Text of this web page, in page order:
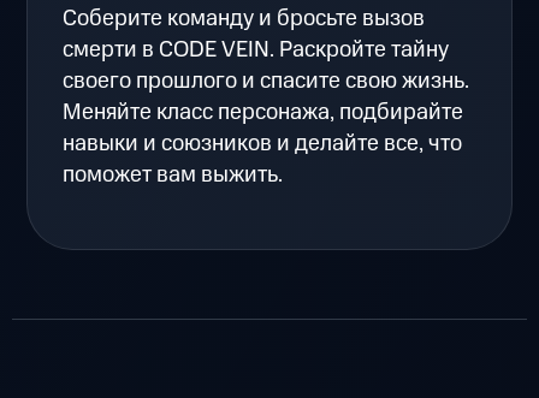
Соберите команду и бросьте вызов
смерти в CODE VEIN. Раскройте тайну
своего прошлого и спасите свою жизнь.
Меняйте класс персонажа, подбирайте
навыки и союзников и делайте все, что
поможет вам выжить.